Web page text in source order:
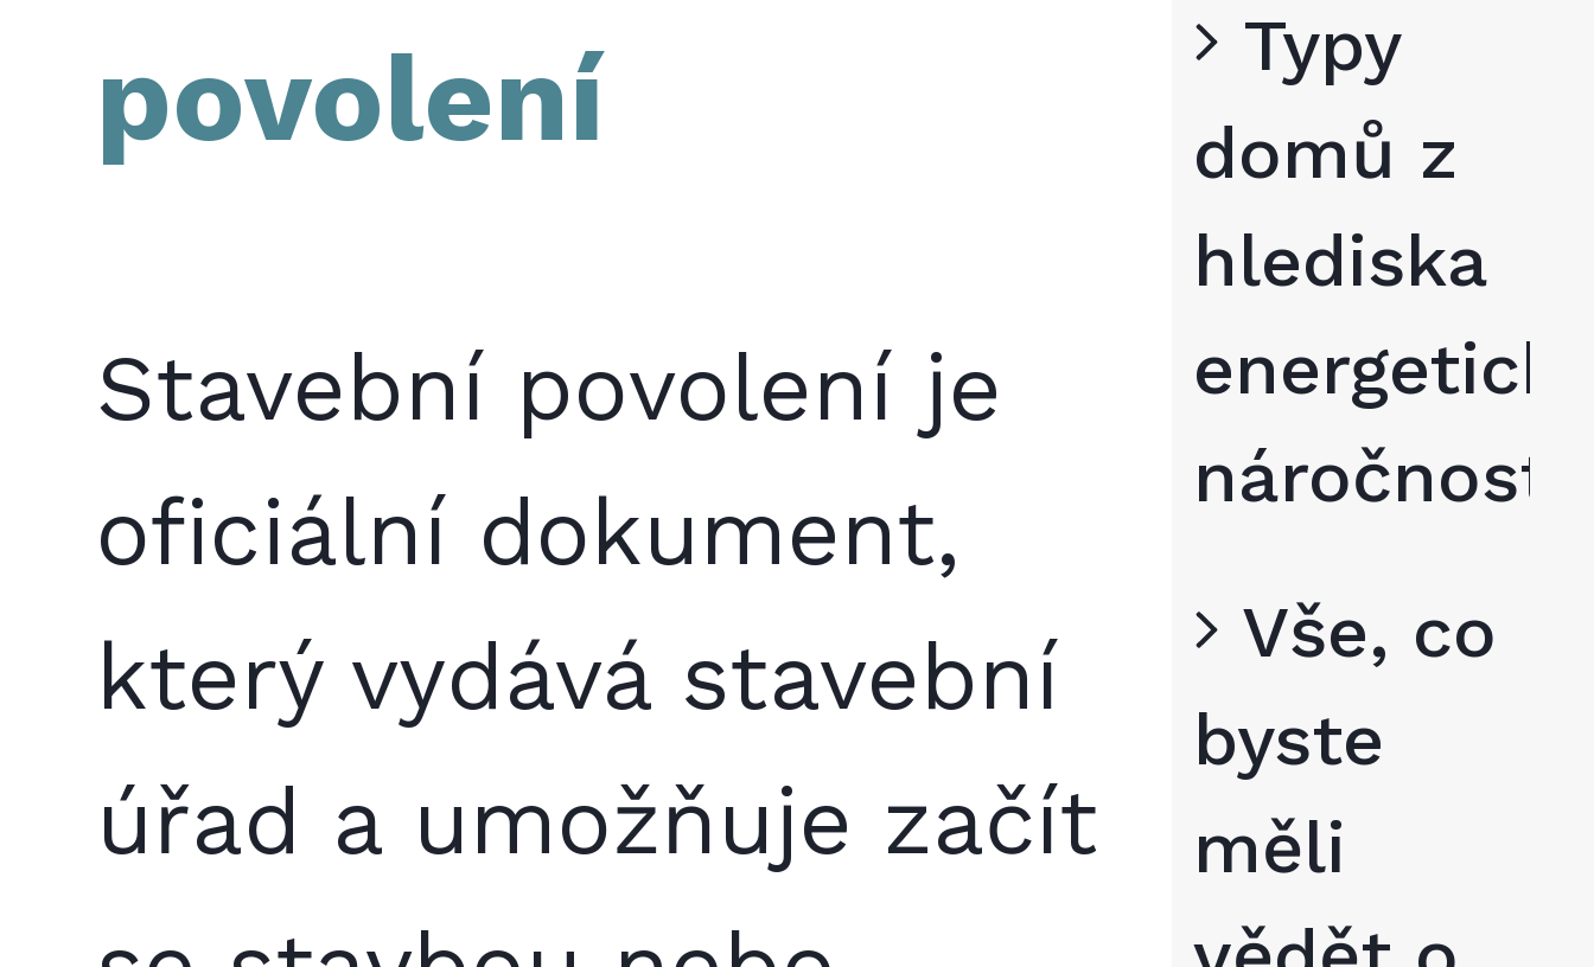
povolení
Stavební povolení je
oficiální dokument,
který vydává stavební
úřad a umožňuje začít
Typy
domů z
hlediska
náročnosti
Vše, co
byste
měli